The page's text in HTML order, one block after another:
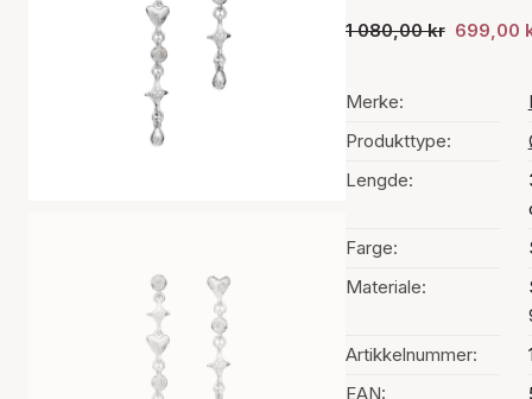
1 080,00 kr 699,00
Merke:
Produkttype:
Lengde:
Farge:
Materiale:
Artikkelnummer:
EAN: